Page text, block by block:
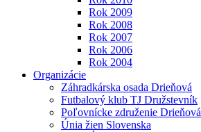
Rok 2009
Rok 2008
Rok 2007
Rok 2006
Rok 2004
Organizácie
Záhradkárska osada Drieňová
Futbalový klub TJ Družstevník
Poľovnícke združenie Drieňová
Únia žien Slovenska